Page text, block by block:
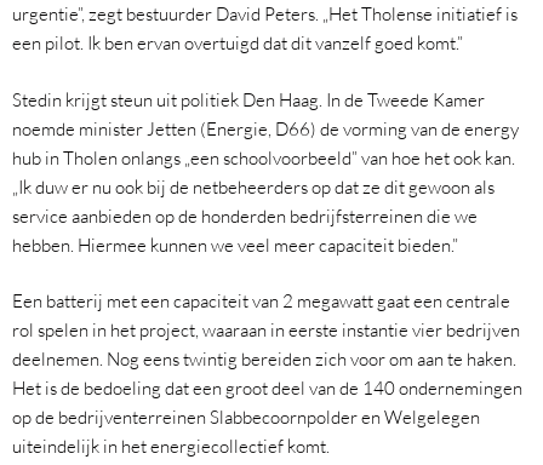
urgentie”, zegt bestuurder David Peters. „Het Tholense initiatief is
een pilot. Ik ben ervan overtuigd dat dit vanzelf goed komt.”
Stedin krijgt steun uit politiek Den Haag. In de Tweede Kamer
noemde minister Jetten (Energie, D66) de vorming van de energy
hub in Tholen onlangs „een schoolvoorbeeld” van hoe het ook kan.
„Ik duw er nu ook bij de netbeheerders op dat ze dit gewoon als
service aanbieden op de honderden bedrijfsterreinen die we
hebben. Hiermee kunnen we veel meer capaciteit bieden.”
Een batterij met een capaciteit van 2 megawatt gaat een centrale
rol spelen in het project, waaraan in eerste instantie vier bedrijven
deelnemen. Nog eens twintig bereiden zich voor om aan te haken.
Het is de bedoeling dat een groot deel van de 140 ondernemingen
op de bedrijventerreinen Slabbecoornpolder en Welgelegen
uiteindelijk in het energiecollectief komt.